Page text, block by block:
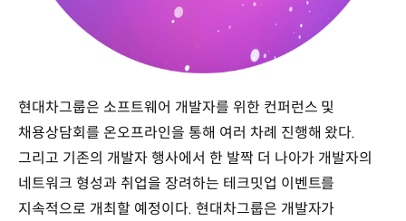
현대차그룹은 소프트웨어 개발자를 위한 컨퍼런스 및
채용상담회를 온오프라인을 통해 여러 차례 진행해 왔다.
그리고 기존의 개발자 행사에서 한 발짝 더 나아가 개발자의
네트워크 형성과 취업을 장려하는 테크밋업 이벤트를
지속적으로 개최할 예정이다. 현대차그룹은 개발자가